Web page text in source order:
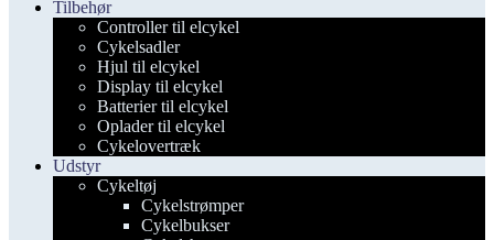
Tilbehør
Controller til elcykel
Cykelsadler
Hjul til elcykel
Display til elcykel
Batterier til elcykel
Oplader til elcykel
Cykelovertræk
Udstyr
Cykeltøj
Cykelstrømper
Cykelbukser